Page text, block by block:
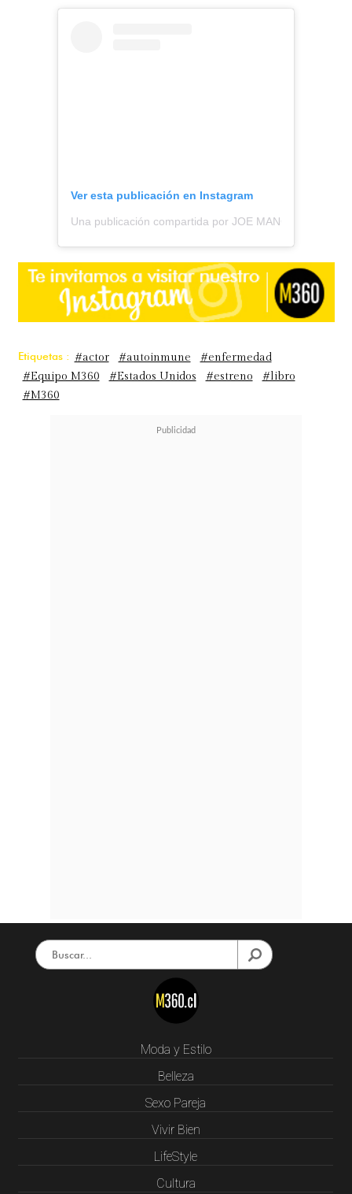
Ver esta publicación en Instagram
Una publicación compartida por JOE MANGANIELLO
Etiquetas : #actor #autoinmune
#enfermedad
#Equipo M360
#Estados Unidos #estreno
#libro
#M360
Moda y Estilo
Belleza
Sexo Pareja
Vivir Bien
LifeStyle
Cultura